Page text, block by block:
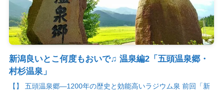
新潟良いとこ何度もおいで♫ 温泉編2「五頭温泉郷・
村杉温泉」
【】 五頭温泉郷―1200年の歴史と効能高いラジウム泉 前回「新